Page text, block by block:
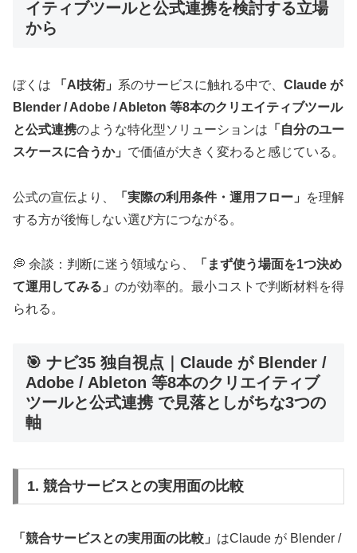
イティブツールと公式連携を検討する立場
から
ぼくは 「AI技術」 系のサービスに触れる中で、 Claude が
Blender / Adobe / Ableton 等8本のクリエイティブツール
と公式連携のような特化型ソリューションは 「自分のユー
スケースに合うか」 で価値が大きく変わると感じている。
公式の宣伝より、 「実際の利用条件・運用フロー」
を理解
する方が後悔しない選び方につながる。
💭 余談：判断に迷う領域なら、
「まず使う場面を1つ決め
て運用してみる」 のが効率的。最小コストで判断材料を得
られる。
🎯 ナビ35 独自視点｜Claude が Blender /
Adobe / Ableton 等8本のクリエイティブ
ツールと公式連携 で見落としがちな3つの
軸
1. 競合サービスとの実用面の比較
「競合サービスとの実用面の比較」 はClaude が Blender /